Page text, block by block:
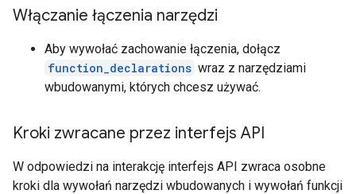
Włączanie łączenia narzędzi
Aby wywołać zachowanie łączenia, dołącz
function_declarations wraz z narzędziami
wbudowanymi, których chcesz używać.
Kroki zwracane przez interfejs API
W odpowiedzi na interakcję interfejs API zwraca osobne
kroki dla wywołań narzędzi wbudowanych i wywołań funkcji